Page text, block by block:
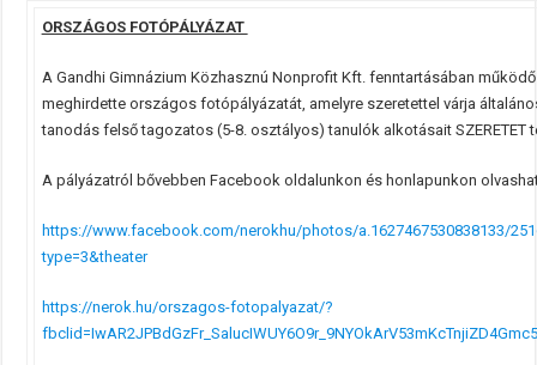
ORSZÁGOS FOTÓPÁLYÁZAT
A Gandhi Gimnázium Közhasznú Nonprofit Kft. fenntartásában
meghirdette országos fotópályázatát, amelyre szeretettel várja
tanodás felső tagozatos (5-8. osztályos) tanulók alkotásait SZERETET
A pályázatról bővebben Facebook oldalunkon és honlapunkon
https://www.facebook.com/nerokhu/photos/a.1627467530838133/
type=3&theater
https://nerok.hu/orszagos-fotopalyazat/?